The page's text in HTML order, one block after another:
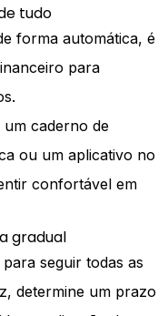
tudo
forma automática, é
para
caderno de
ou um aplicativo no
confortável em
gradual
seguir todas as
determine um prazo